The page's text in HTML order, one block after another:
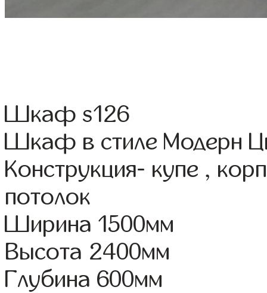
Шкаф s126
Шкаф в стиле Модерн
Конструкция- купе ,
потолок
Ширина 1500мм
Высота 2400мм
Глубина 600мм